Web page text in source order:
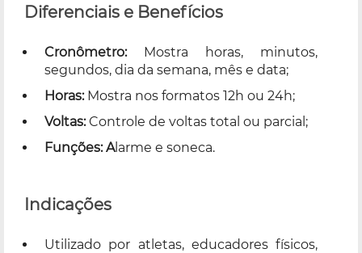
Diferenciais e Benefícios
Cronômetro:Mostra horas, minutos,
segundos, dia da semana, mês e data;
Horas:Mostra nos formatos 12h ou 24h;
Voltas:Controle de voltas total ou parcial;
Funções: Alarme e soneca.
Indicações
Utilizado por atletas, educadores físicos,